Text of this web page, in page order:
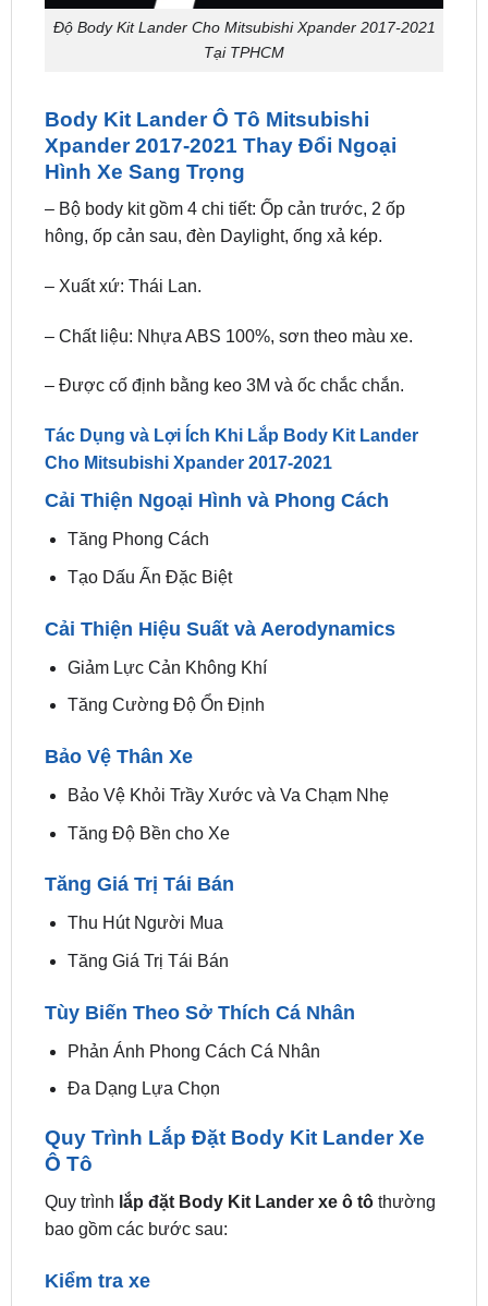
Body Kit Lander Ô Tô Mitsubishi
Hình Xe Sang Trọng
– Bộ body kit gồm 4 chi tiết: Ốp cản trước, 2 ốp
hông, ốp cản sau, đèn Daylight, ống xả kép.
– Xuất xứ: Thái Lan.
– Chất liệu: Nhựa ABS 100%, sơn theo màu xe.
– Được cố định bằng keo 3M và ốc chắc chắn.
Tác Dụng và Lợi Ích Khi Lắp Body Kit Lander
Cải Thiện Ngoại Hình và Phong Cách
Cải Thiện Hiệu Suất và Aerodynamics
Bảo Vệ Thân Xe
Tăng Giá Trị Tái Bán
Tùy Biến Theo Sở Thích Cá Nhân
Quy Trình Lắp Đặt Body Kit Lander Xe
Quy trìnhlắp đặt Body Kit Lander xe ô tôthường
bao gồm các bước sau:
Kiểm tra xe
tổng thể xe để đảm bảo xe không bị hư hỏng, trầy